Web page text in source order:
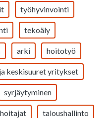
työhyvinvointi
tekoäly
arki hoitotyö
keskisuuret yritykset
syrjäytyminen
taloushallinto